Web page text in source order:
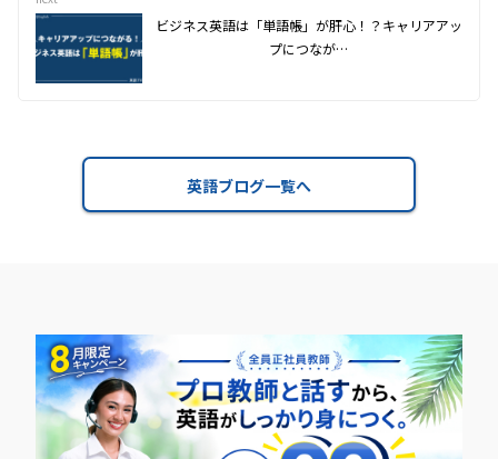
ビジネス英語は「単語帳」が肝心！？キャリアアッ
プにつなが…
英語ブログ一覧へ